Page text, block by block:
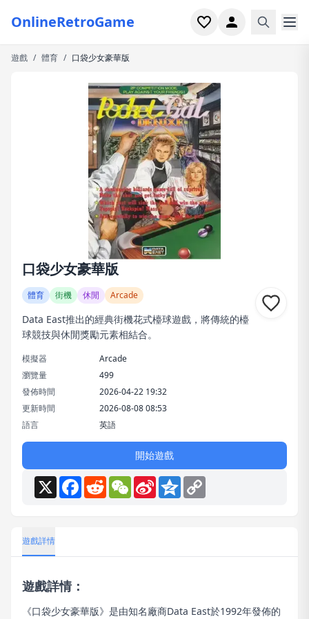
OnlineRetroGame
首頁
遊戲專題
最近玩過
遊戲 / 體育 / 口袋少女豪華版
口袋少女豪華版
體育 街機 休閒 Arcade
Data East推出的經典街機花式檯球遊戲，將傳統的檯
球競技與休閒獎勵元素相結合。
模擬器
Arcade
瀏覽量
499
發佈時間
2026-04-22 19:32
更新時間
2026-08-08 08:53
語言
英語
開始遊戲
X Facebook
RedditWeChat
Sina
Weibo
Qzone
遊戲詳情
遊戲詳情：
《口袋少女豪華版》是由知名廠商Data East於1992年發佈的